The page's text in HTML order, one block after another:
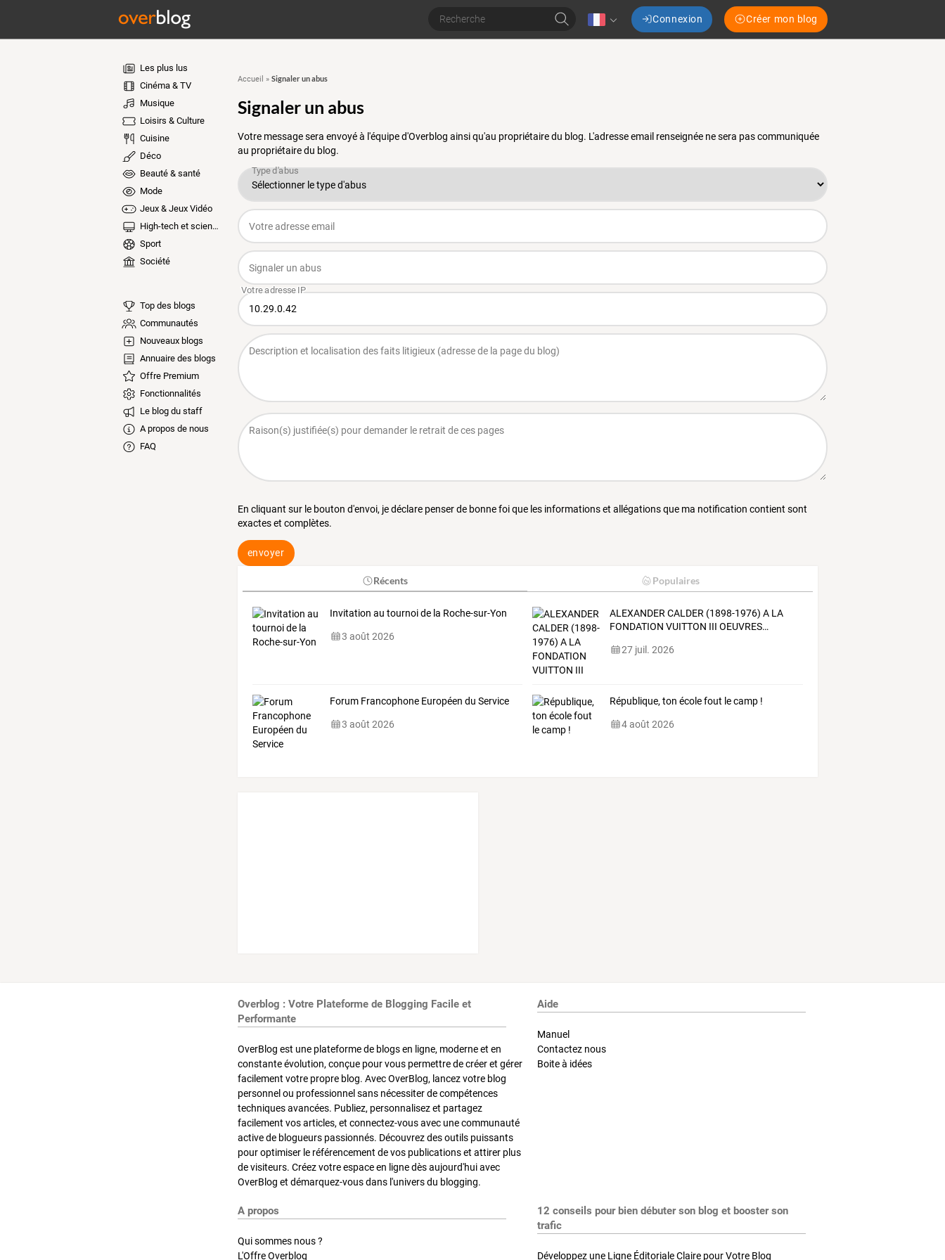
Connexion Créer mon blog
Les plus lus
Cinéma & TV
Musique
Loisirs & Culture
Cuisine
Déco
Beauté & santé
Mode
Jeux & Jeux Vidéo
High-tech et sciences
Sport
Société
Top des blogs
Communautés
Nouveaux blogs
Annuaire des blogs
Offre Premium
Fonctionnalités
Le blog du staff
A propos de nous
FAQ
Accueil » Signaler un abus
Signaler un abus
Votre message sera envoyé à l'équipe d'Overblog ainsi qu'au propriétaire du blog. L'adresse email renseignée ne sera pas communiquée
au propriétaire du blog.
En cliquant sur le bouton d'envoi, je déclare penser de bonne foi que les informations et allégations que ma notification contient sont
exactes et complètes.
envoyer
Récents Populaires
Invitation au tournoi de la Roche-sur-Yon
3 août 2026
ALEXANDER CALDER (1898-1976) A LA
FONDATION VUITTON III OEUVRES…
27 juil. 2026
Forum Francophone Européen du Service
3 août 2026
République, ton école fout le camp !
4 août 2026
Overblog : Votre Plateforme de Blogging Facile et
Performante
OverBlog est une plateforme de blogs en ligne, moderne et en
constante évolution, conçue pour vous permettre de créer et gérer
facilement votre propre blog. Avec OverBlog, lancez votre blog
personnel ou professionnel sans nécessiter de compétences
techniques avancées. Publiez, personnalisez et partagez
facilement vos articles, et connectez-vous avec une communauté
active de blogueurs passionnés. Découvrez des outils puissants
pour optimiser le référencement de vos publications et attirer plus
de visiteurs. Créez votre espace en ligne dès aujourd'hui avec
OverBlog et démarquez-vous dans l'univers du blogging.
Aide
Manuel
Contactez nous
Boite à idées
A propos
Qui sommes nous ?
L'Offre Overblog
12 conseils pour bien débuter son blog et booster son
trafic
Développez une Ligne Éditoriale Claire pour Votre Blog